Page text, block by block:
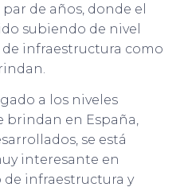
de años, donde el
subiendo de nivel
infraestructura como
a los niveles
brindan en España,
se está
interesante en
infraestructura y